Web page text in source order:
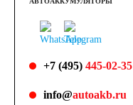
+7 (495) 445-02-35
info@autoakb.ru